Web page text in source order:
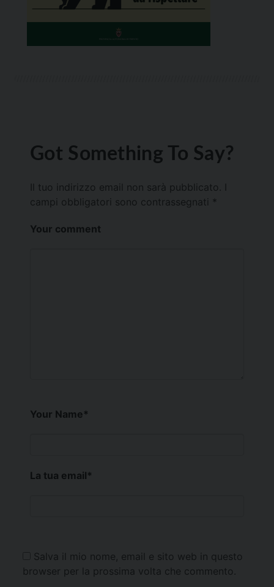
Got Something To Say?
Il tuo indirizzo email non sarà pubblicato.
campi obbligatori sono contrassegnati *
Your comment
Your Name*
La tua email*
Salva il mio nome, email e sito web in questo
browser per la prossima volta che commento.